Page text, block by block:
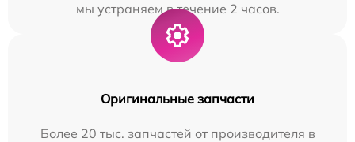
мы устраняем в течение 2 часов.
Оригинальные запчасти
Более 20 тыс. запчастей от производителя в